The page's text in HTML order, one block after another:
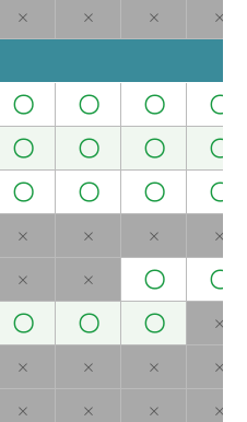
。下次见( 40代 男性 )
不多不知道。下次见
中文很开心。托您的
次课也很期待！( 50代
( 40代 男性 )
旅游的人挺多。所以
机会去旅游。和您学
代 女性 )
× × × ×
〇 〇 〇 〇
〇 〇 〇 〇
〇 〇 〇 〇
× × × ×
× × 〇 〇
〇 〇 〇 ×
× × × ×
× × × ×